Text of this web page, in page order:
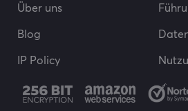
Über uns
Blog
IP Policy